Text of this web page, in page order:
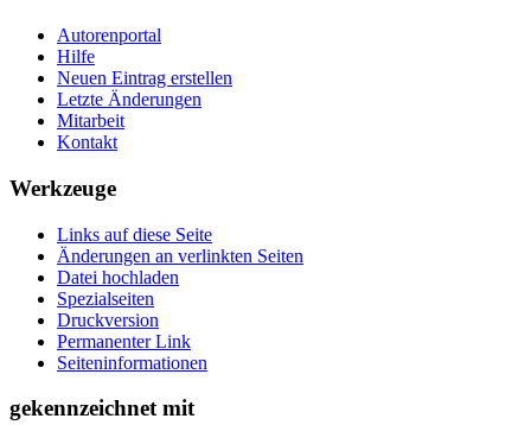
Autorenportal
Hilfe
Neuen Eintrag erstellen
Letzte Änderungen
Mitarbeit
Kontakt
Werkzeuge
Links auf diese Seite
Änderungen an verlinkten Seiten
Datei hochladen
Spezialseiten
Druckversion
Permanenter Link
Seiten­­informationen
gekennzeichnet mit